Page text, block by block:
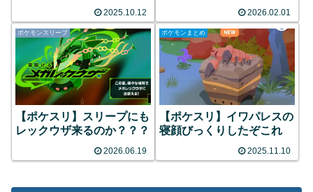
2025.10.12 2026.02.01
ポケモンスリープ
【ポケスリ】スリープにも
レックウザ来るのか？？？
2026.06.19
ポケモンまとめ
【ポケスリ】イワパレスの
寝顔びっくりしたぞこれ
2025.11.10